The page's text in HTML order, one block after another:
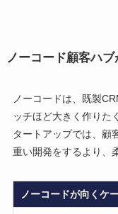
ノーコード顧客ハ
ノーコードは、既製
ッチほど大きく作りた
タートアップでは、顧
重い開発をするより、
ノーコードが向くケ